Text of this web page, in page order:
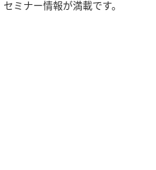
セミナー情報が満載です。